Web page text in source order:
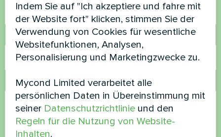
E-Mail
Kommentar
Indem Sie auf "Ich akzeptiere und fahre mit
der Website fort" klicken, stimmen Sie der
Verwendung von Cookies für wesentliche
Websitefunktionen, Analysen,
Personalisierung und Marketingzwecke zu.
Mycond Limited verarbeitet alle
persönlichen Daten in Übereinstimmung mit
seiner Datenschutzrichtlinie und den
Regeln für die Nutzung von Website-
Inhalten.